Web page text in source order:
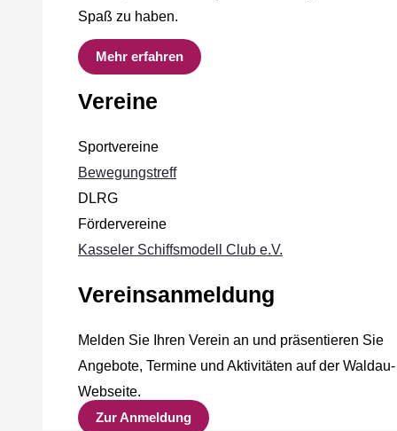
Spaß zu haben.
Mehr erfahren
Vereine
Sportvereine
Bewegungstreff
DLRG
Fördervereine
Kasseler Schiffsmodell Club e.V.
Vereinsanmeldung
Melden Sie Ihren Verein an und präsentieren Sie
Angebote, Termine und Aktivitäten auf der Waldau-
Webseite.
Zur Anmeldung